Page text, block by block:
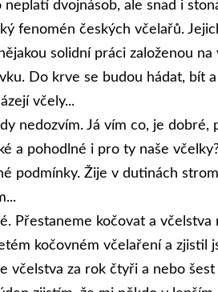
dvojnásob, ale snad i
fenomén českých včelařů.
solidní práci založenou na
Do krve se budou hádat, bít
včely...
nedozvím. Já vím co, je dobré,
a pohodlné i pro ty naše
podmínky. Žije v dutinách
Přestaneme kočovat a včelstva
kočovném včelaření a zjistil
za rok čtyři a nebo šest